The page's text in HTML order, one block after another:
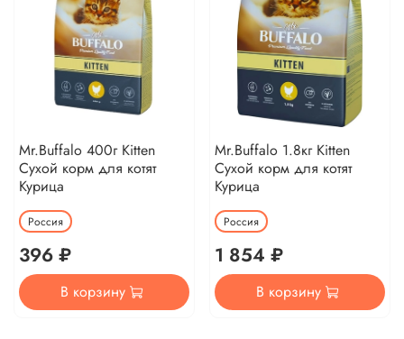
Mr.Buffalo 400г Kitten
Сухой корм для котят
Курица
Россия
396 ₽
В корзину
Mr.Buffalo 1.8кг Kitten
Сухой корм для котят
Курица
Россия
1 854 ₽
В корзину